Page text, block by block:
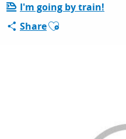
ESPACE PRO
I'm going by train!
ShareAjouter aux favoris